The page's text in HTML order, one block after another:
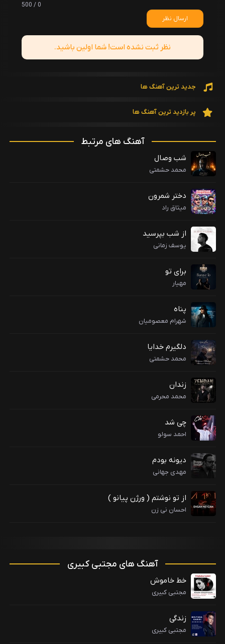
0 / 500
ارسال نظر
نظر ثبت نشده است! شما اولین باشید.
جدید ترین آهنگ ها
پر بازدید ترین آهنگ ها
آهنگ های مرتبط
شب وصال
محمد حشمتی
دختر شمرون
میثاق راد
از شب بپرسید
یوسف زمانی
برای تو
مهیار
پناه
شهرام معصومیان
دلگیرم خدایا
محمد حشمتی
زندان
محمد محرمی
چی شد
احمد سولو
دیونه بودم
مهدی جهانی
از تو نوشتم ( ورژن پیانو )
احسان نی زن
آهنگ های مجتبی کبیری
خط خاموش
مجتبی کبیری
زندگی
مجتبی کبیری